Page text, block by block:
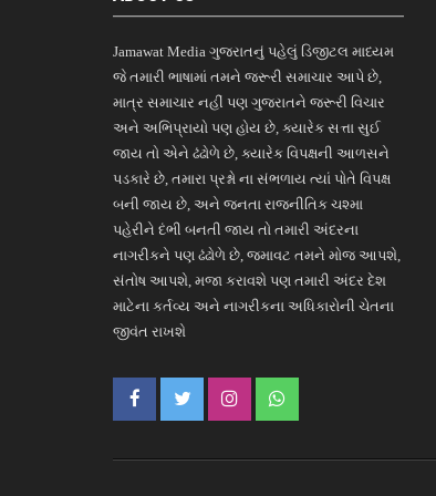
Jamawat Media ગુજરાતનું પહેલું ડિજીટલ માધ્યમ
જે તમારી ભાષામાં તમને જરૂરી સમાચાર આપે છે,
માત્ર સમાચાર નહીં પણ ગુજરાતને જરૂરી વિચાર
અને અભિપ્રાયો પણ હોય છે, ક્યારેક સત્તા સુઈ
જાય તો એને ઢંઢોળે છે, ક્યારેક વિપક્ષની આળસને
પડકારે છે, તમારા પ્રશ્નો ના સંભળાય ત્યાં પોતે વિપક્ષ
બની જાય છે, અને જનતા રાજનીતિક ચશ્મા
પહેરીને દંભી બનતી જાય તો તમારી અંદરના
નાગરીકને પણ ઢંઢોળે છે, જમાવટ તમને મોજ આપશે,
સંતોષ આપશે, મજા કરાવશે પણ તમારી અંદર દેશ
માટેના કર્તવ્ય અને નાગરીકના અધિકારોની ચેતના
જીવંત રાખશે